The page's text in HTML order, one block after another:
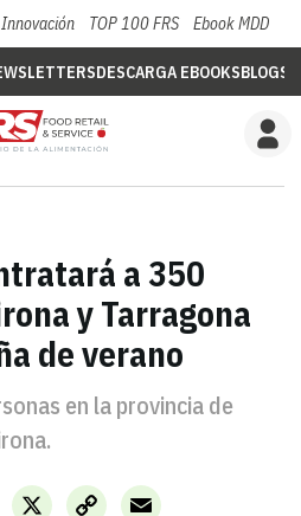
TOP 100 FRS Ebook MDD
DESCARGA EBOOKSBLOGS
a 350
y Tarragona
de verano
en la provincia de
X
Copy
Email